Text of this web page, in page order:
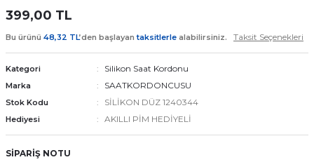
saat kordonu
Kordonları
399,00 TL
Bu ürünü 48,32 TL’den başlayantaksitlerle alabilirsiniz. Taksit Seçenekleri
Kategori Silikon Saat Kordonu
Marka SAATKORDONCUSU
Stok Kodu SİLİKON DÜZ 1240344
Hediyesi AKILLI PİM HEDİYELİ
SİPARİŞ NOTU